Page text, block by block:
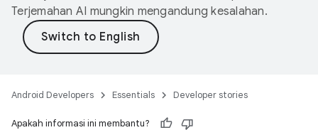
Terjemahan AI mungkin mengandung kesalahan.
Android Developers Essentials Developer stories
Apakah informasi ini membantu?